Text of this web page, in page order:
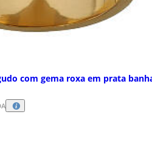
com gema roxa em prata